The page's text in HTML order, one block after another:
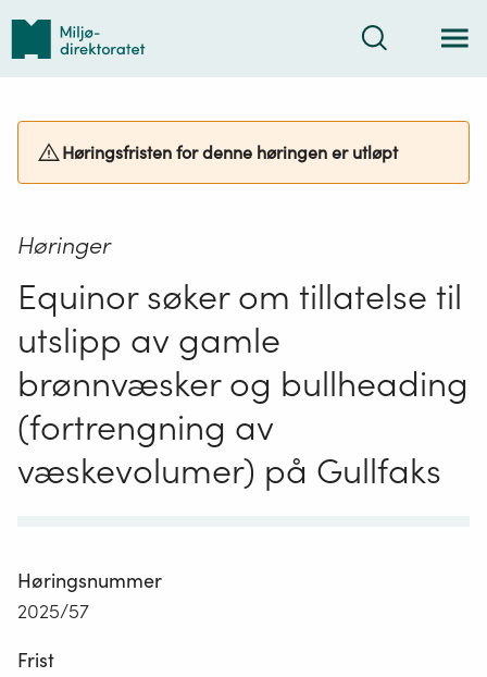
Tilbake
forsiden
Søk
Høringsfristen for denne høringen er utløpt
Høringer
Equinor søker om tillatelse til
utslipp av gamle
brønnvæsker og bullheading
(fortrengning av
væskevolumer) på Gullfaks
Høringsnummer
2025/57
Frist